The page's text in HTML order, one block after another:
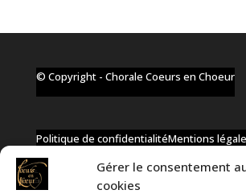
Gérer le consentement
cookies
© Copyright - Chorale Coeurs en Choeur
Politique de confidentialitéMentions